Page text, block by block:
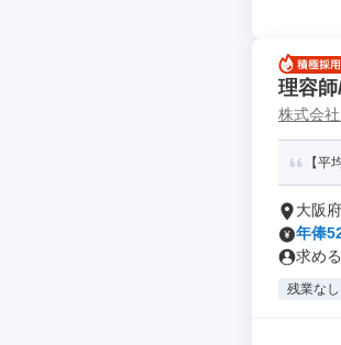
理容
株式会
【
大阪
年俸
求め
残業なし